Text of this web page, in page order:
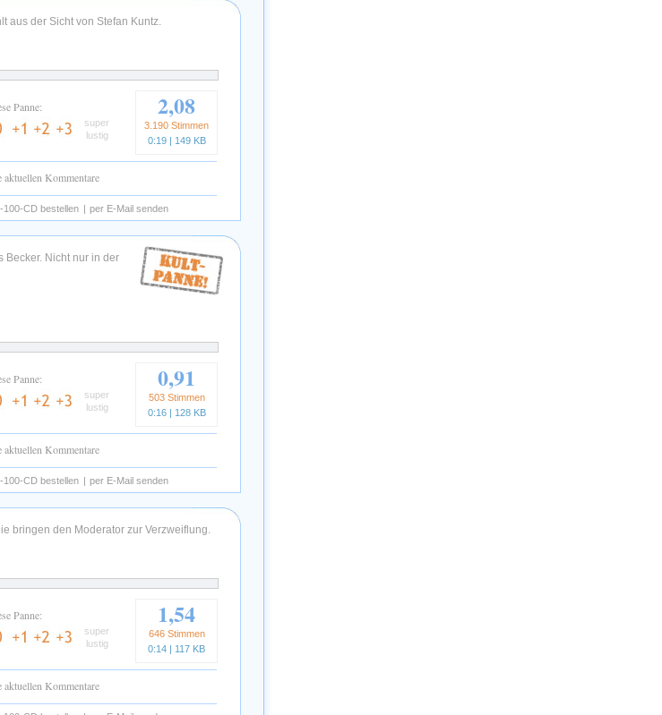
aus der Sicht von Stefan Kuntz.
Panne:
super
lustig
2,08
3.190 Stimmen
0:19 | 149 KB
aktuellen Kommentare
100-CD bestellen | per E-Mail senden
Becker. Nicht nur in der
Panne:
super
lustig
0,91
503 Stimmen
0:16 | 128 KB
aktuellen Kommentare
100-CD bestellen | per E-Mail senden
bringen den Moderator zur Verzweiflung.
Panne:
super
lustig
1,54
646 Stimmen
0:14 | 117 KB
aktuellen Kommentare